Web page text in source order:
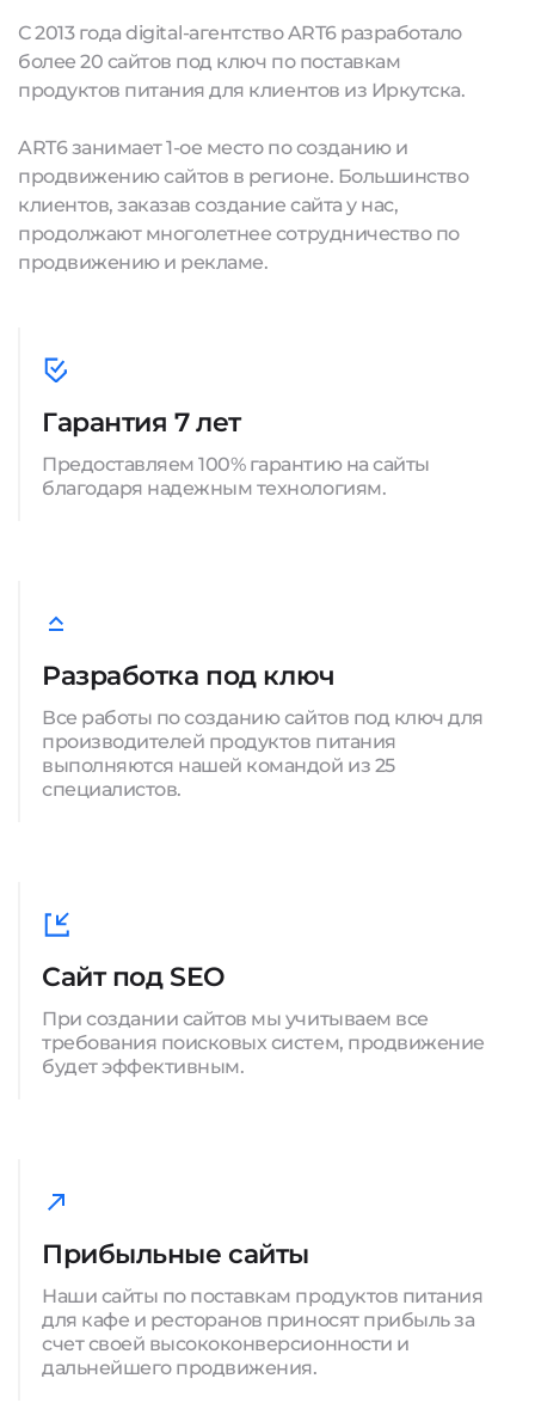
С 2013 года digital-агентство ART6 разработало
более 20 сайтов под ключ по поставкам
продуктов питания для клиентов из Иркутска.
ART6 занимает 1-ое место по созданию и
продвижению сайтов в регионе. Большинство
клиентов, заказав создание сайта у нас,
продолжают многолетнее сотрудничество по
продвижению и рекламе.
Гарантия 7 лет
Предоставляем 100% гарантию на сайты
благодаря надежным технологиям.
Разработка под ключ
Все работы по созданию сайтов под ключ для
производителей продуктов питания
выполняются нашей командой из 25
специалистов.
Сайт под SEO
При создании сайтов мы учитываем все
требования поисковых систем, продвижение
будет эффективным.
Прибыльные сайты
Наши сайты по поставкам продуктов питания
для кафе и ресторанов приносят прибыль за
счет своей высококонверсионности и
дальнейшего продвижения.